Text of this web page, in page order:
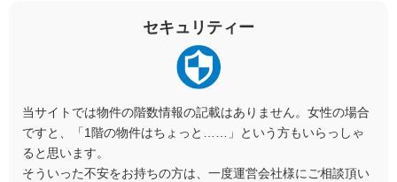
セキュリティー
当サイトでは物件の階数情報の記載はありません。女性の場合
ですと、「1階の物件はちょっと……」という方もいらっしゃ
ると思います。
そういった不安をお持ちの方は、一度運営会社様にご相談頂い